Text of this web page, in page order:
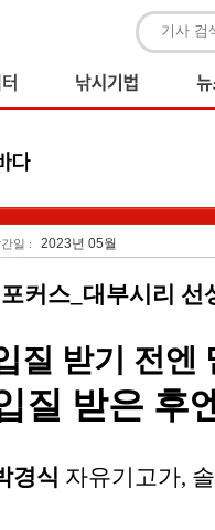
일 : 2023년 05월